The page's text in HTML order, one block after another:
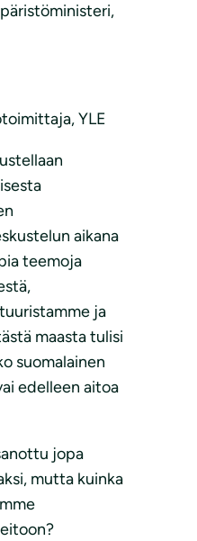
YLE
aikana
teemoja
ja
maasta tulisi
suomalainen
edelleen aitoa
jopa
mutta kuinka